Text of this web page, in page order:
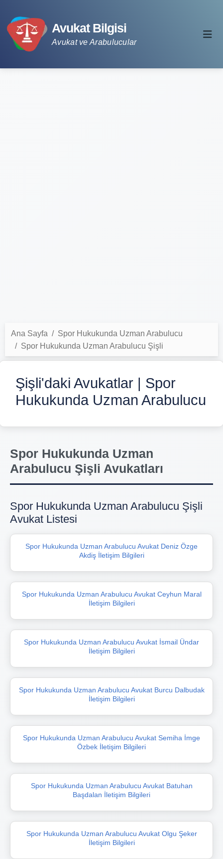
Avukat Bilgisi
Avukat ve Arabulucular
Ana Sayfa
Spor Hukukunda Uzman Arabulucu
Spor Hukukunda Uzman Arabulucu Şişli
Şişli'daki Avukatlar | Spor
Hukukunda Uzman Arabulucu
Spor Hukukunda Uzman
Arabulucu Şişli Avukatları
Spor Hukukunda Uzman Arabulucu Şişli
Avukat Listesi
Spor Hukukunda Uzman Arabulucu Avukat Deniz Özge
Akdiş İletişim Bilgileri
Spor Hukukunda Uzman Arabulucu Avukat Ceyhun Maral
İletişim Bilgileri
Spor Hukukunda Uzman Arabulucu Avukat İsmail Ündar
İletişim Bilgileri
Spor Hukukunda Uzman Arabulucu Avukat Burcu Dalbudak
İletişim Bilgileri
Spor Hukukunda Uzman Arabulucu Avukat Semiha İmge
Özbek İletişim Bilgileri
Spor Hukukunda Uzman Arabulucu Avukat Batuhan
Başdalan İletişim Bilgileri
Spor Hukukunda Uzman Arabulucu Avukat Olgu Şeker
İletişim Bilgileri